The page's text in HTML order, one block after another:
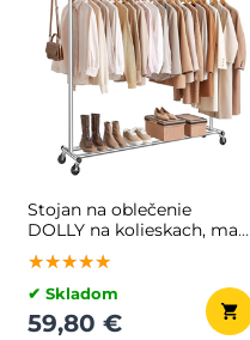
Stojan na oblečenie
DOLLY na kolieskach, max.
150 kg, 45x160-
200x161,5cm, strieborná
★★★★★
★★★★★
★★★★★
✔ Skladom
59,80 €